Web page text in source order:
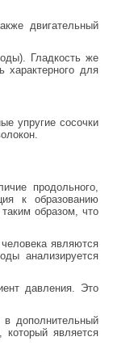
двигательный
Гладкость же
характерного для
упругие сосочки
продольного,
к образованию
образом, что
являются
анализируется
давления. Это
дополнительный
является